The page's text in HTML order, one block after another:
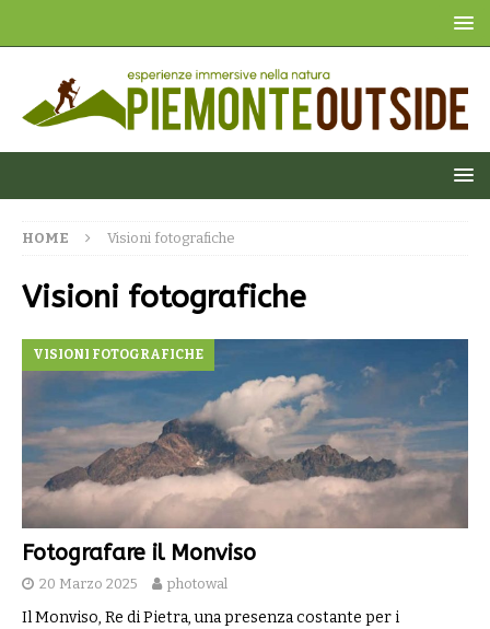
HOME Visioni fotografiche
Visioni fotografiche
VISIONI FOTOGRAFICHE
Fotografare il Monviso
20 Marzo 2025 photowal
Il Monviso, Re di Pietra, una presenza costante per i